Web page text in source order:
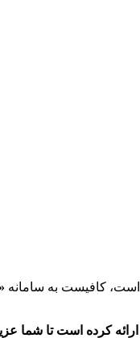
کافیست به سامانه
برای سفارش کتاب‌‌های پرفروش